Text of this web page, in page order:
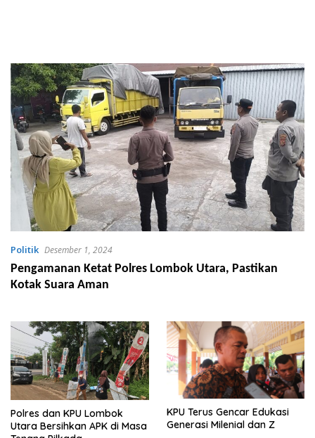
Politik Desember 1, 2024
Pengamanan Ketat Polres Lombok Utara, Pastikan
Kotak Suara Aman
Polres dan KPU Lombok
Utara Bersihkan APK di Masa
KPU Terus Gencar Edukasi
Generasi Milenial dan Z